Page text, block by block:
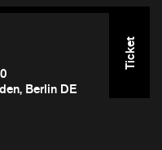
Berlin DE
Ticket